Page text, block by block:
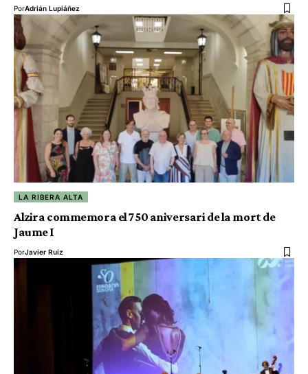
PorAdrián Lupiáñez
LA RIBERA ALTA
Alzira commemora el 750 aniversari de la mort de
Jaume I
PorJavier Ruiz